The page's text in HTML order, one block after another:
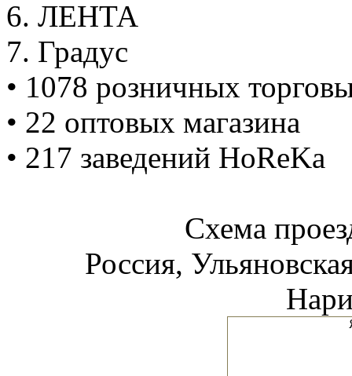
6. ЛЕНТА
7. Градус
• 1078 розничных
• 22 оптовых магазина
• 217 заведений HoReKa
Схема
Россия,